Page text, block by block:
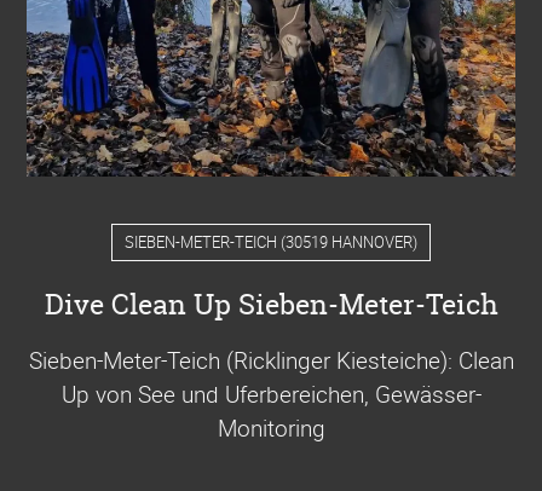
SIEBEN-METER-TEICH (30519 HANNOVER)
Dive Clean Up Sieben-Meter-Teich
Sieben-Meter-Teich (Ricklinger Kiesteiche): Clean
Up von See und Uferbereichen, Gewässer-
Monitoring